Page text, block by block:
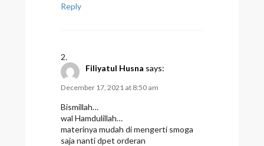
Reply
Filiyatul Husna says:
December 17, 2021 at 8:50 am
Bismillah…
wal Hamdulillah…
materinya mudah di mengerti smoga
saja nanti dpet orderan